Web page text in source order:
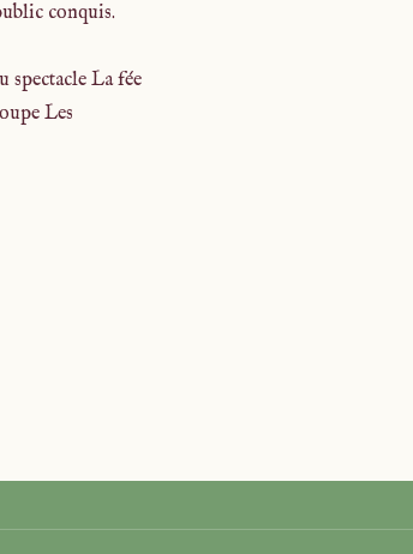
conquis.
spectacle La fée
Les